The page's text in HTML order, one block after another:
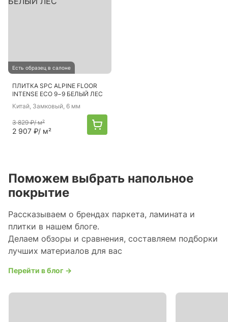
Есть образец в салоне
ПЛИТКА SPC ALPINE FLOOR
INTENSE ECO 9−9 БЕЛЫЙ ЛЕС
Китай, Замковый, 6 мм
3 829 ₽/ м²
2 907 ₽/ м²
Поможем выбрать напольное
покрытие
Рассказываем о брендах паркета, ламината и
плитки в нашем блоге.
Делаем обзоры и сравнения, составляем подборки
лучших материалов для вас
Перейти в блог →